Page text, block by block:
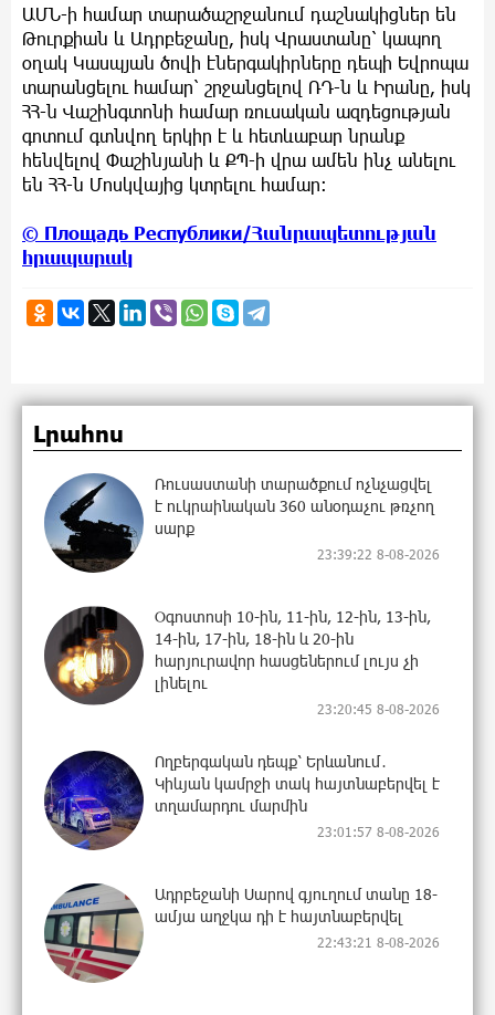
ԱՄՆ-ի համար տարածաշրջանում դաշնակիցներ են
Թուրքիան և Ադրբեջանը, իսկ Վրաստանը՝ կապող
օղակ Կասպյան ծովի էներգակիրները դեպի Եվրոպա
տարանցելու համար՝ շրջանցելով ՌԴ-ն և Իրանը, իսկ
ՀՀ-ն Վաշինգտոնի համար ռուսական ազդեցության
գոտում գտնվող երկիր է և հետևաբար նրանք
հենվելով Փաշինյանի և ՔՊ-ի վրա ամեն ինչ անելու
են ՀՀ-ն Մոսկվայից կտրելու համար։
© Площадь Республики/Հանրապետության
հրապարակ
Լրահոս
Ռուսաստանի տարածքում ոչնչացվել
է ուկրաինական 360 անօդաչու թռչող
սարք
23:39:22 8-08-2026
Օգոստոսի 10-ին, 11-ին, 12-ին, 13-ին,
14-ին, 17-ին, 18-ին և 20-ին
հարյուրավոր հասցեներում լույս չի
լինելու
23:20:45 8-08-2026
Ողբերգական դեպք՝ Երևանում․
Կիևյան կամրջի տակ հայտնաբերվել է
տղամարդու մարմին
23:01:57 8-08-2026
Ադրբեջանի Սարով գյուղում տանը 18-
ամյա աղջկա դի է հայտնաբերվել
22:43:21 8-08-2026